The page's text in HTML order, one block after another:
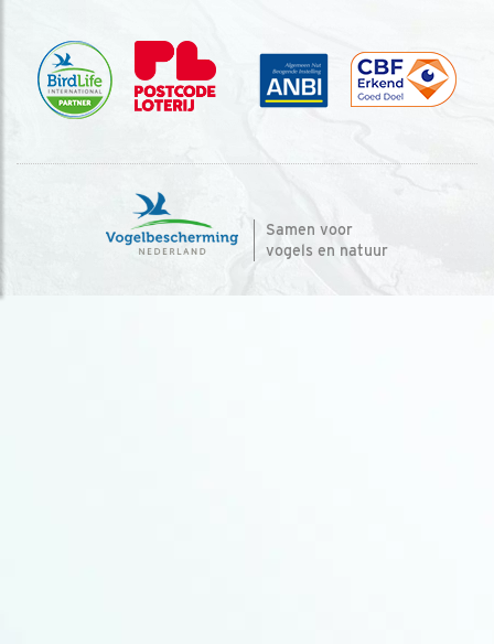
Samen voor
vogels en natuur